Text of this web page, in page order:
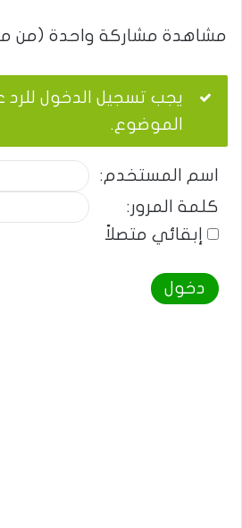
مشاهدة مشاركة واحدة (من
يجب تسجيل الدخول للرد
الموضوع.
اسم المستخدم:
كلمة المرور:
إبقائي متصلاً
دخول